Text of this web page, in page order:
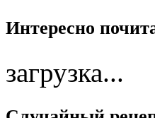
Интересно
загрузка...